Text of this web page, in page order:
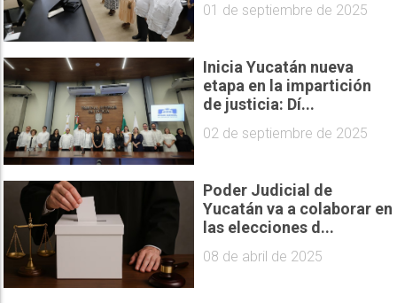
01 de septiembre de 2025
Inicia Yucatán nueva
etapa en la impartición
de justicia: Dí...
02 de septiembre de 2025
Poder Judicial de
Yucatán va a colaborar en
las elecciones d...
08 de abril de 2025